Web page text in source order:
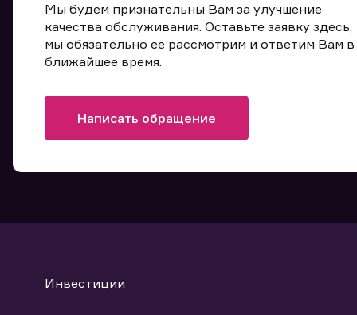
Мы будем признательны Вам за улучшение
качества обслуживания. Оставьте заявку здесь,
мы обязательно ее рассмотрим и ответим Вам в
ближайшее время.
Написать обращение
Инвестиции